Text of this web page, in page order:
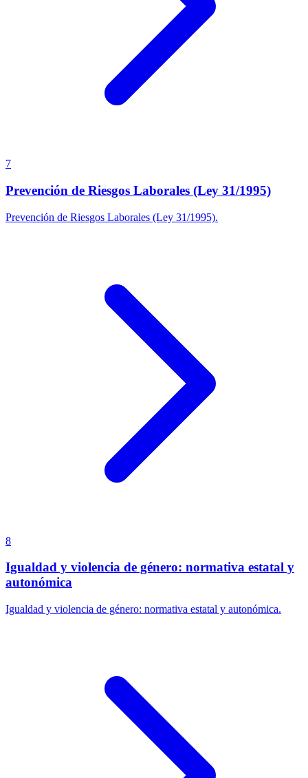
7
Prevención de Riesgos Laborales (Ley 31/1995)
Prevención de Riesgos Laborales (Ley 31/1995).
8
Igualdad y violencia de género: normativa estatal y
autonómica
Igualdad y violencia de género: normativa estatal y autonómica.